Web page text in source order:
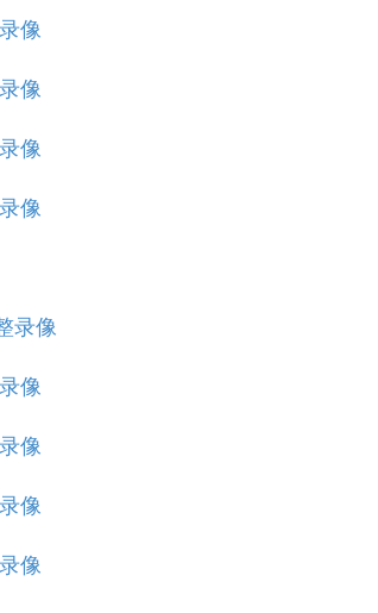
像
像
像
像
录像
像
像
像
像